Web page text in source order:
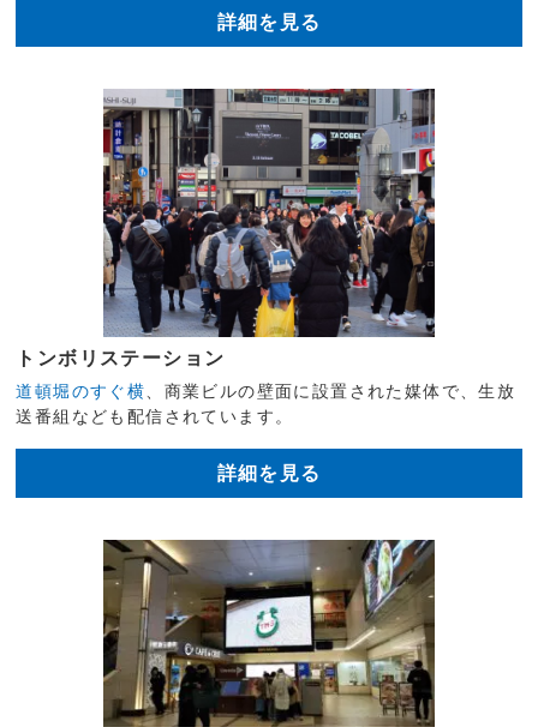
詳細を見る
トンボリステーション
道頓堀のすぐ横 、商業ビルの壁面に設置された媒体で、生放
送番組なども配信されています。
詳細を見る